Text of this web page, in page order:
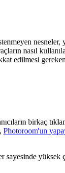
nasıl
edilmesi
birkaç
Photoroom'un
sayesinde